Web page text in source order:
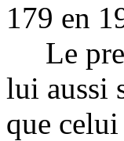
179 en
Le
lui aussi
que